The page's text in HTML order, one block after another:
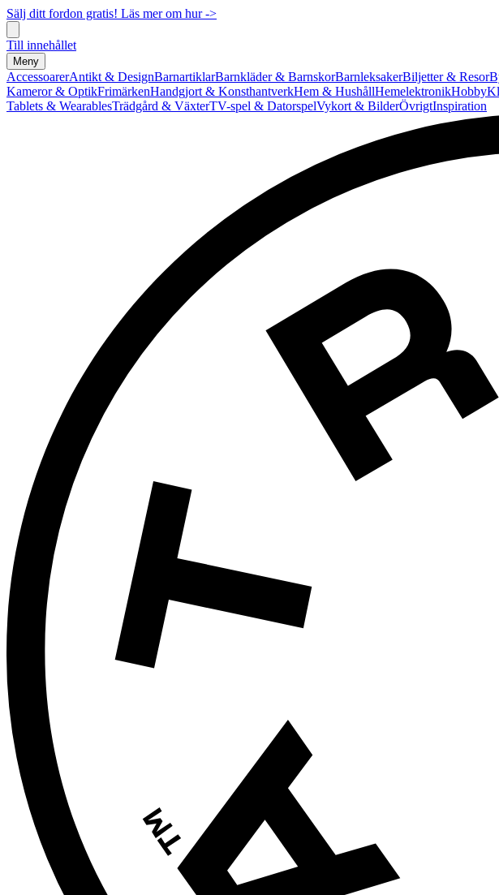
Sälj ditt fordon gratis! Läs mer om hur ->
Till innehållet
Meny
AccessoarerAntikt & DesignBarnartiklarBarnkläder & BarnskorBarnleksakerBiljetter & Resor
Kameror & OptikFrimärkenHandgjort & KonsthantverkHem & HushållHemelektronikHobby
Tablets & WearablesTrädgård & VäxterTV-spel & DatorspelVykort & BilderÖvrigtInspiration